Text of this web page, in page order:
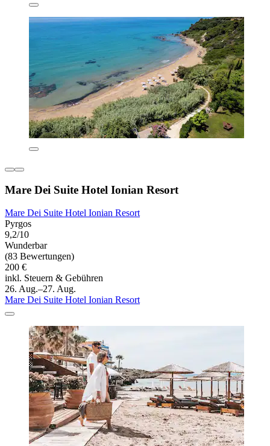
Mare Dei Suite Hotel Ionian Resort
Mare Dei Suite Hotel Ionian Resort
Pyrgos
9,2/10
Wunderbar
(83 Bewertungen)
200 €
inkl. Steuern & Gebühren
26. Aug.–27. Aug.
Mare Dei Suite Hotel Ionian Resort